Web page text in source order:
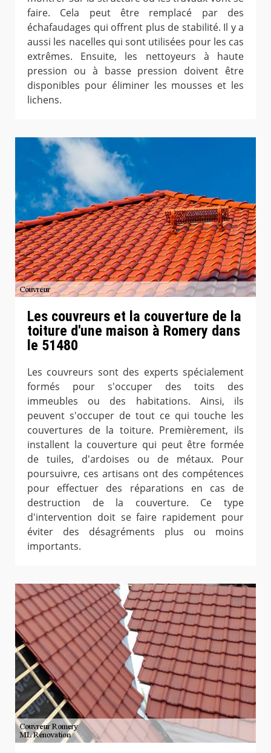
faire. Cela peut être remplacé par des
échafaudages qui offrent plus de stabilité. Il y a
aussi les nacelles qui sont utilisées pour les cas
extrêmes. Ensuite, les nettoyeurs à haute
pression ou à basse pression doivent être
disponibles pour éliminer les mousses et les
lichens.
Les couvreurs et la couverture de la
toiture d'une maison à Romery dans
le 51480
Les couvreurs sont des experts spécialement
formés pour s'occuper des toits des
immeubles ou des habitations. Ainsi, ils
peuvent s'occuper de tout ce qui touche les
couvertures de la toiture. Premièrement, ils
installent la couverture qui peut être formée
de tuiles, d'ardoises ou de métaux. Pour
poursuivre, ces artisans ont des compétences
pour effectuer des réparations en cas de
destruction de la couverture. Ce type
d'intervention doit se faire rapidement pour
éviter des désagréments plus ou moins
importants.